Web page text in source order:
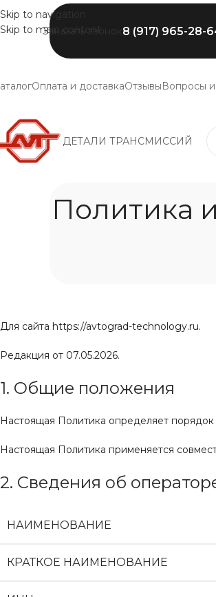
Skip to navigation
Skip to main content
Заказать звонок 8 (917) 965-28-
Оплата и доставкаОтзывыВопросы
ДЕТАЛИ ТРАНСМИССИЙ
Политика
Для сайта https://avtograd-technology.ru.
Редакция от 07.05.2026.
1. Общие положения
Настоящая Политика определяет порядок
Настоящая Политика применяется
2. Сведения об
НАИМЕНОВАНИЕ
КРАТКОЕ НАИМЕНОВАНИЕ